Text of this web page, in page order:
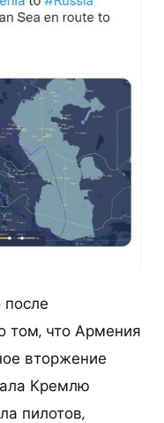
том, что Армения
вторжение
Кремлю
пилотов,